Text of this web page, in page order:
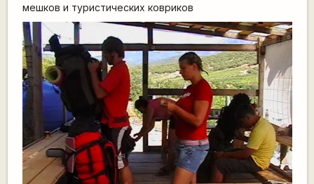
мешков и туристических ковриков